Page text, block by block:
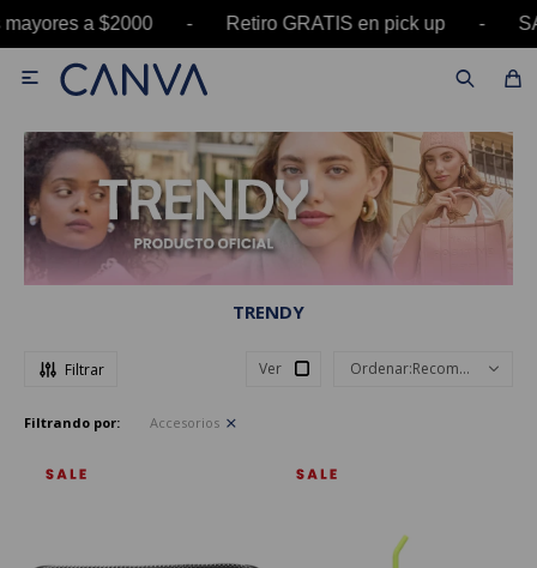
$2000 - Retiro GRATIS en pick up - SALE

TRENDY
Ver Recomendados
Filtrando por: Accesorios